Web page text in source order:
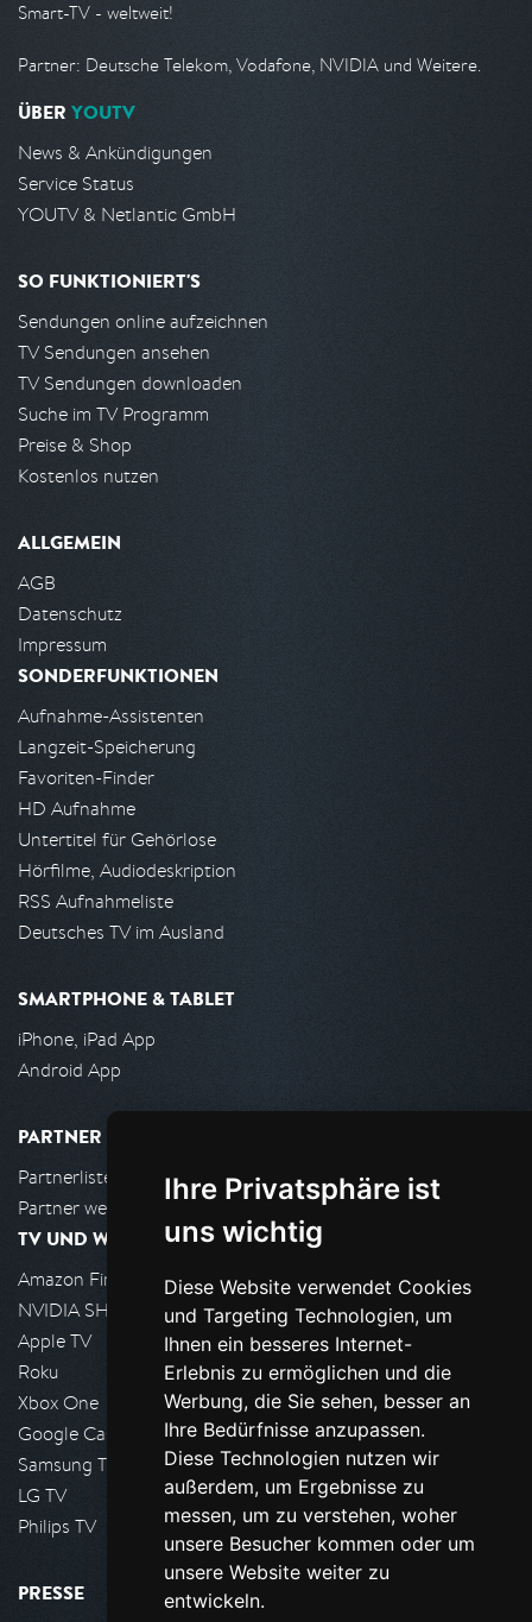
Ihre Privatsphäre ist
uns wichtig
Diese Website verwendet Cookies
und Targeting Technologien, um
Ihnen ein besseres Internet-
Erlebnis zu ermöglichen und die
Werbung, die Sie sehen, besser an
Ihre Bedürfnisse anzupassen.
Diese Technologien nutzen wir
außerdem, um Ergebnisse zu
messen, um zu verstehen, woher
unsere Besucher kommen oder um
unsere Website weiter zu
entwickeln.
Smart-TV - weltweit!
Partner: Deutsche Telekom, Vodafone, NVIDIA und Weitere.
ÜBER YOUTV
News & Ankündigungen
Service Status
YOUTV & Netlantic GmbH
SO FUNKTIONIERT'S
Sendungen online aufzeichnen
TV Sendungen ansehen
TV Sendungen downloaden
Suche im TV Programm
Preise & Shop
Kostenlos nutzen
ALLGEMEIN
AGB
Datenschutz
Impressum
SONDERFUNKTIONEN
Aufnahme-Assistenten
Langzeit-Speicherung
Favoriten-Finder
HD Aufnahme
Untertitel für Gehörlose
Hörfilme, Audiodeskription
RSS Aufnahmeliste
Deutsches TV im Ausland
SMARTPHONE & TABLET
iPhone, iPad App
Android App
PARTNER
Partnerliste
Partner werden
TV UND WOHNZIMMER
Amazon FireTV
NVIDIA SHIELD, Google TV
Apple TV
Roku
Xbox One
Google Cast
Samsung TV
LG TV
Philips TV
PRESSE